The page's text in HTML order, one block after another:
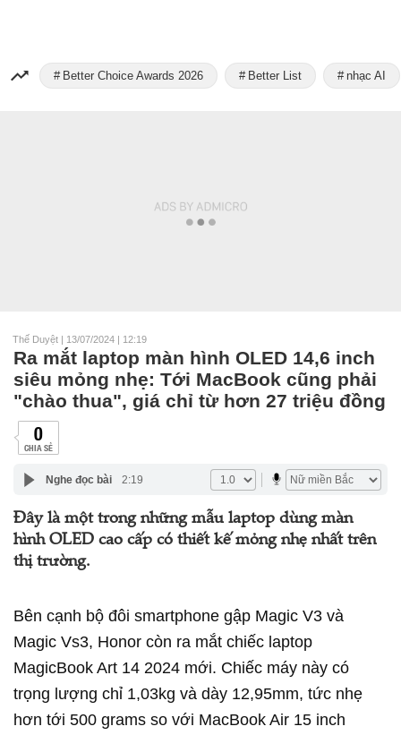
Better Choice Awards 2026 Better List nhạc AI
Thế Duyệt | 13/07/2024 | 12:19
Ra mắt laptop màn hình OLED 14,6 inch
siêu mỏng nhẹ: Tới MacBook cũng phải
"chào thua", giá chỉ từ hơn 27 triệu đồng
0
CHIA SẺ
Nghe đọc bài 2:19
Đây là một trong những mẫu laptop dùng màn
hình OLED cao cấp có thiết kế mỏng nhẹ nhất trên
thị trường.
Bên cạnh bộ đôi smartphone gập Magic V3 và
Magic Vs3, Honor còn ra mắt chiếc laptop
MagicBook Art 14 2024 mới. Chiếc máy này có
trọng lượng chỉ 1,03kg và dày 12,95mm, tức nhẹ
hơn tới 500 grams so với MacBook Air 15 inch